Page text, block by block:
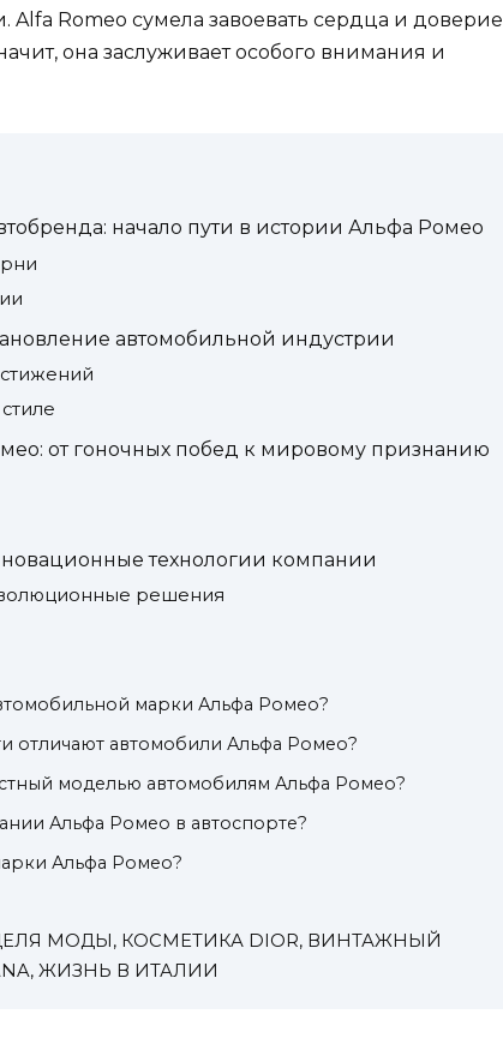
Romeo сумела завоевать сердца и доверие
она заслуживает особого внимания и
начало пути в истории Альфа Ромео
автомобильной индустрии
от гоночных побед к мировому признанию
технологии компании
решения
марки Альфа Ромео?
отличают автомобили Альфа Ромео?
моделью автомобилям Альфа Ромео?
Альфа Ромео в автоспорте?
Альфа Ромео?
МОДЫ, КОСМЕТИКА DIOR, ВИНТАЖНЫЙ
ЖИЗНЬ В ИТАЛИИ